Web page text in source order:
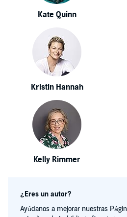
Kate Quinn
Kristin Hannah
Kelly Rimmer
¿Eres un autor?
Ayúdanos a mejorar nuestras